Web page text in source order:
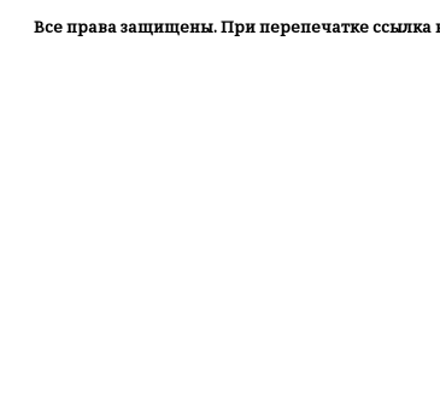
Все права защищены. При перепечатке ссылка